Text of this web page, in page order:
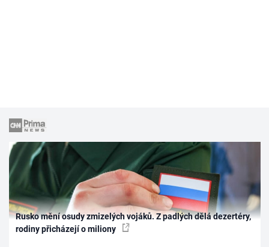
Rusko mění osudy zmizelých vojáků. Z padlých dělá dezertéry,
rodiny přicházejí o miliony